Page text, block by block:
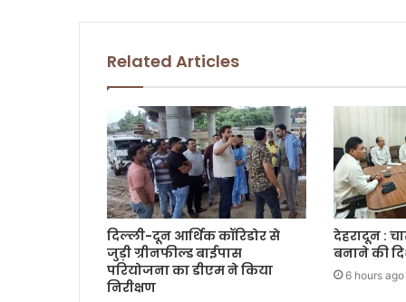
Related Articles
दिल्ली-दून आर्थिक कॉरिडोर से
जुड़ी ग्रीनफील्ड बाईपास
परियोजना का डीएम ने किया
निरीक्षण
देहरादून :
बनाने की
6 hours ago